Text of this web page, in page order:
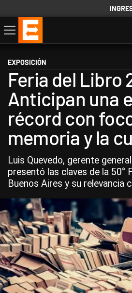
Economía
Política
Internacional
Actualidad
Descargá la App
EXPOSICIÓN
Feria del Libro
Anticipan una
récord con
memoria y la
Luis Quevedo, gerente
presentó las claves de la 50°
Buenos Aires y su relevancia